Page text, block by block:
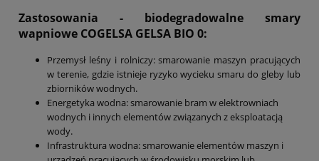
Zastosowania - biodegradowalne smary
wapniowe COGELSA GELSA BIO 0:
Przemysł leśny i rolniczy: smarowanie maszyn pracujących
w terenie, gdzie istnieje ryzyko wycieku smaru do gleby lub
zbiorników wodnych.
Energetyka wodna: smarowanie bram w elektrowniach
wodnych i innych elementów związanych z eksploatacją
wody.
Infrastruktura wodna: smarowanie elementów maszyn i